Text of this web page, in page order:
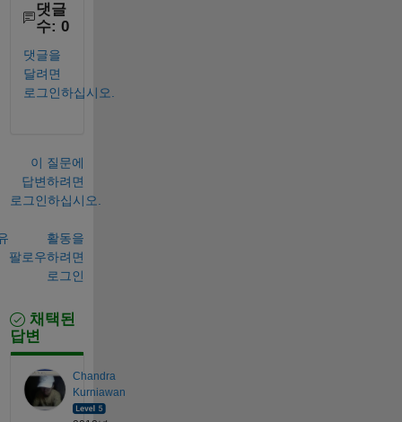
댓글
수: 0
댓글을
달려면
로그인하십시오.
이 질문에
답변하려면
로그인하십시오.
활동을
팔로우하려면
로그인
채택된
답변
Chandra
Kurniawan